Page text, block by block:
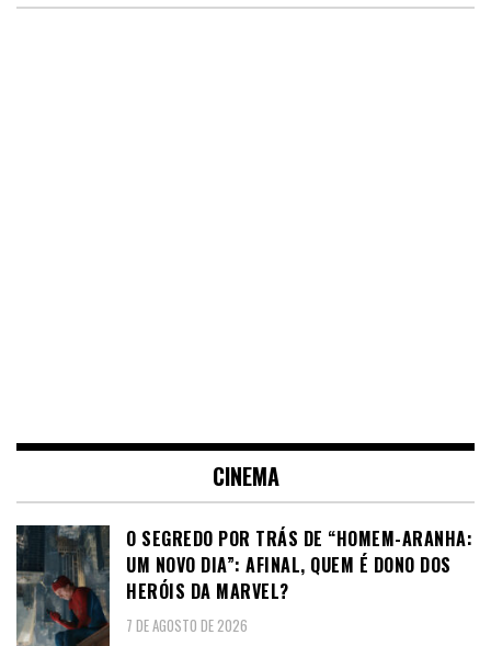
CINEMA
O SEGREDO POR TRÁS DE “HOMEM-ARANHA:
UM NOVO DIA”: AFINAL, QUEM É DONO DOS
HERÓIS DA MARVEL?
7 DE AGOSTO DE 2026